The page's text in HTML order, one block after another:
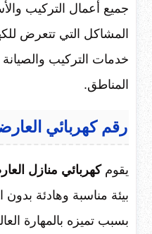
جميع أعمال التركيب
المشاكل التي تتعرض
خدمات التركيب
المناطق.
رقم كهربائي
يقومكهربائي منازل
بيئة مناسبة وهادئة
بسبب تميزه بالمهارة